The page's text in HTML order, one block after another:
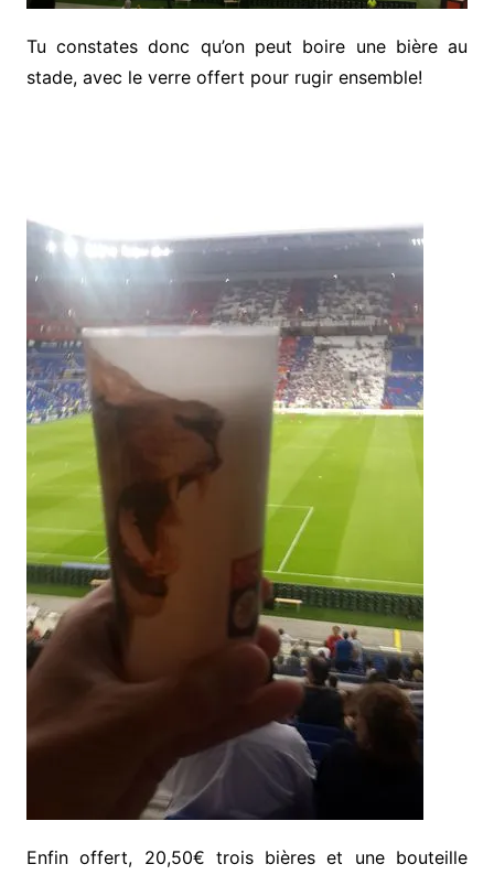
Tu constates donc qu’on peut boire une bière au
stade, avec le verre offert pour rugir ensemble!
Enfin offert, 20,50€ trois bières et une bouteille